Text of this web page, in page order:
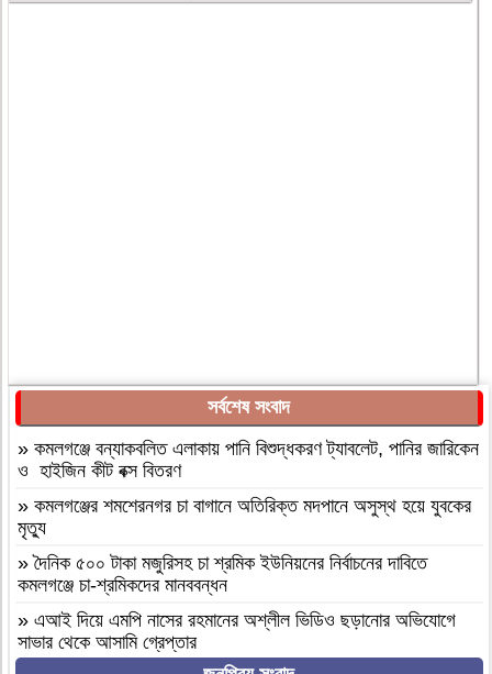
সর্বশেষ সংবাদ
» কমলগঞ্জে বন্যাকবলিত এলাকায় পানি বিশুদ্ধকরণ ট্যাবলেট, পানির জারিকেন
ও হাইজিন কীট বক্স বিতরণ
» কমলগঞ্জের শমশেরনগর চা বাগানে অতিরিক্ত মদপানে অসুস্থ হয়ে যুবকের
মৃত্যু
»দৈনিক ৫০০ টাকা মজুরিসহ চা শ্রমিক ইউনিয়নের নির্বাচনের দাবিতে
কমলগঞ্জে চা-শ্রমিকদের মানববন্ধন
» এআই দিয়ে এমপি নাসের রহমানের অশ্লীল ভিডিও ছড়ানোর অভিযোগে
সাভার থেকে আসামি গ্রেপ্তার